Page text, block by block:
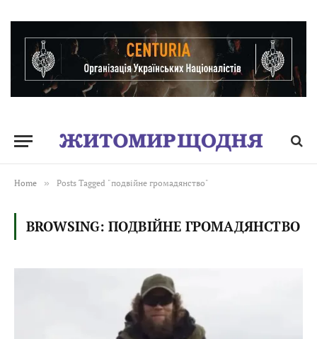
Home » Posts Tagged "подвійне громадянство"
BROWSING: ПОДВІЙНЕ ГРОМАДЯНСТВО